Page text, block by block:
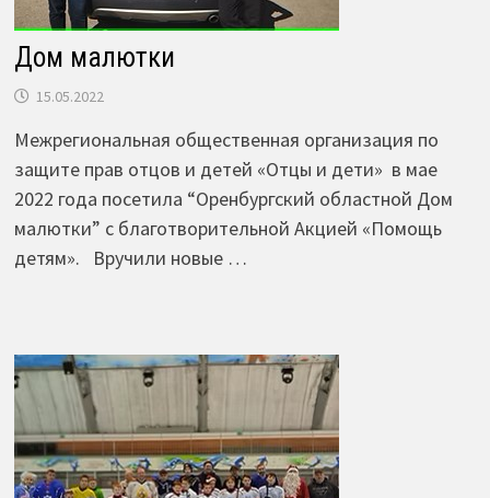
Дом малютки
15.05.2022
Межрегиональная общественная организация по
защите прав отцов и детей «Отцы и дети» в мае
2022 года посетила “Оренбургский областной Дом
малютки” с благотворительной Акцией «Помощь
детям». Вручили новые …